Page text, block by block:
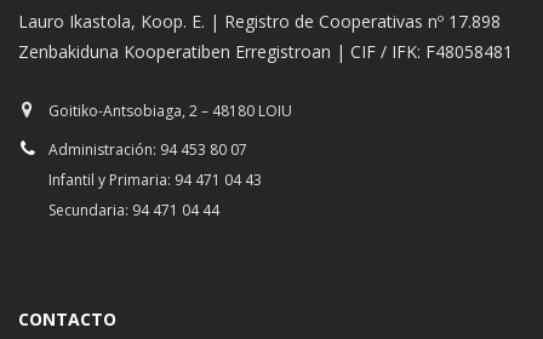
Lauro Ikastola, Koop. E. | Registro de Cooperativas nº 17.898
Zenbakiduna Kooperatiben Erregistroan | CIF / IFK: F48058481
Goitiko-Antsobiaga, 2 – 48180 LOIU
Administración: 94 453 80 07
Infantil y Primaria: 94 471 04 43
Secundaria: 94 471 04 44
CONTACTO